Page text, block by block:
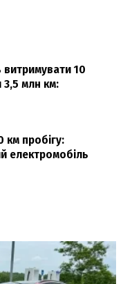
витримувати 10
3,5 млн км:
км пробігу:
електромобіль